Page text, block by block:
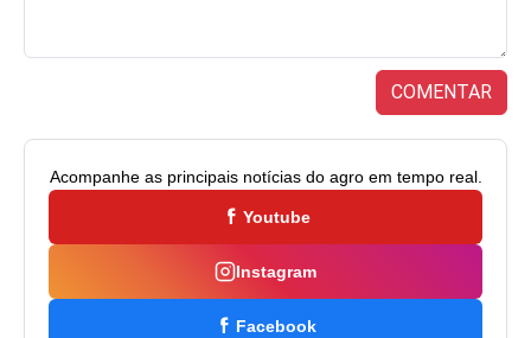
COMENTAR
Acompanhe as principais notícias do agro em tempo real.
Youtube
Instagram
Facebook